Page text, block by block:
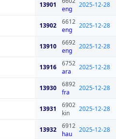
13901
eng
2025-12-28
13902
6612
eng
2025-12-28
13910
6692
eng
2025-12-28
13916
6752
ara
2025-12-28
13930
6892
fra
2025-12-28
13931
6902
kin
2025-12-28
13932
6912
hau
2025-12-28